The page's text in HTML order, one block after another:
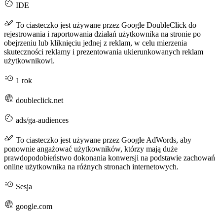
IDE
To ciasteczko jest używane przez Google DoubleClick do
rejestrowania i raportowania działań użytkownika na stronie po
obejrzeniu lub kliknięciu jednej z reklam, w celu mierzenia
skuteczności reklamy i prezentowania ukierunkowanych reklam
użytkownikowi.
1 rok
doubleclick.net
ads/ga-audiences
To ciasteczko jest używane przez Google AdWords, aby
ponownie angażować użytkowników, którzy mają duże
prawdopodobieństwo dokonania konwersji na podstawie zachowań
online użytkownika na różnych stronach internetowych.
Sesja
google.com